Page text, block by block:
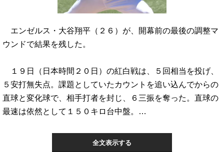
エンゼルス・大谷翔平（２６）が、開幕前の最後の調整マ
ウンドで結果を残した。
１９日（日本時間２０日）の紅白戦は、５回相当を投げ、
５安打無失点。課題としていたカウントを追い込んでからの
直球と変化球で、相手打者を封じ、６三振を奪った。直球の
最速は依然として１５０キロ台中盤。…
全文表示する